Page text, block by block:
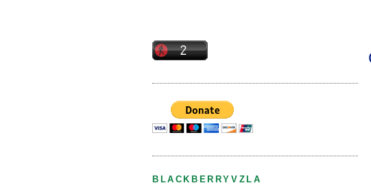
BLACKBERRYVZLA